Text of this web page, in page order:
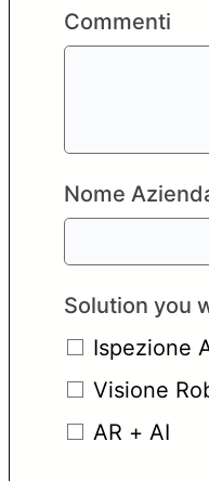
Commenti
Nome
Solution you
Ispezione
Visione
AR + AI